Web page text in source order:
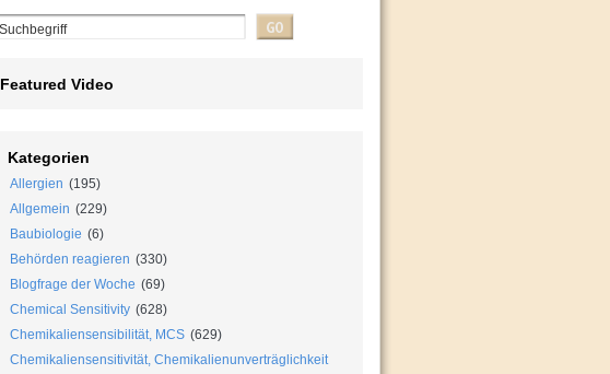
Featured Video
Kategorien
Allergien (195)
Allgemein (229)
Baubiologie (6)
Behörden reagieren (330)
Blogfrage der Woche (69)
Chemical Sensitivity (628)
Chemikaliensensibilität, MCS (629)
Chemikaliensensitivität, Chemikalienunverträglichkeit